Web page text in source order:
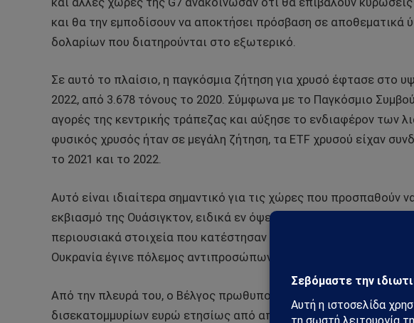
και θα την εμποδίσουν να αποκτήσει πρόσβαση σε αποθεματικά
δολαρίων που διατηρούνται στο εξωτερικό.
Σε αυτό το πλαίσιο, η παγκόσμια ζήτηση για χρυσό έφτασε στο
2022, από 3.678 τόνους το 2020. Σύμφωνα με το Παγκόσμιο
αγορές της κεντρικής τράπεζας και αύξησε το ενδιαφέρον των
φυσικός χρυσός ήταν σε μεγάλη ζήτηση, τα ETF χρυσού είχαν
το 2021 και το 2022.
Αυτό είναι ιδιαίτερα σημαντικό για τις χώρες που προσπαθούν
εκβιασμό της Ουάσιγκτον, ειδικά εν όψει των εκατοντάδων
περιουσιακά στοιχεία που κατέστησαν απρόσιτα στο εξωτερικό
Ουκρανία έγινε πόλεμος αντιπροσώπων μεταξύ ΝΑΤΟ και Ρωσίας.
Από την πλευρά του, ο Βέλγος πρωθυπουργός ανακοίνωσε στις 30
δισεκατομμυρίων ευρώ ετησίως από απροσδόκητα έσοδα από